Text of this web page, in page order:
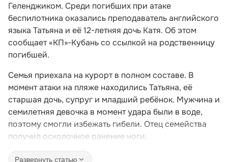
Геленджиком. Среди погибших при атаке
беспилотника оказались преподаватель английского
языка Татьяна и её 12-летняя дочь Катя. Об этом
сообщает «КП»‑Кубань со ссылкой на родственницу
погибшей.
Семья приехала на курорт в полном составе. В
момент атаки на пляже находились Татьяна, её
старшая дочь, супруг и младший ребёнок. Мужчина и
семилетняя девочка в момент удара были в воде,
поэтому смогли избежать гибели. Отец семейства
получил осколочное ранение ноги.
Развернуть статью